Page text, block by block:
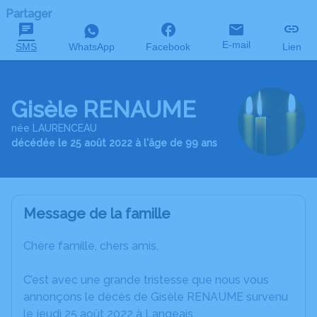
Partager
SMS WhatsApp Facebook E-mail Lien
Gisèle RENAUME
née LAURENCEAU
décédée le 25 août 2022 à l'âge de 99 ans
Message de la famille
Chère famille, chers amis,
C’est avec une grande tristesse que nous vous
annonçons le décès de Gisèle RENAUME survenu
le jeudi 25 août 2022 à Langeais.